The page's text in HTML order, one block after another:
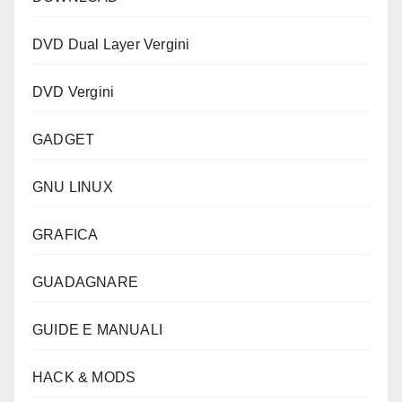
DVD Dual Layer Vergini
DVD Vergini
GADGET
GNU LINUX
GRAFICA
GUADAGNARE
GUIDE E MANUALI
HACK & MODS